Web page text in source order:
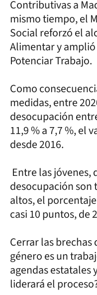
Contributivas a
mismo tiempo, el
Social reforzó el
Alimentar y
Potenciar Trabajo.
Como
medidas, entre
desocupación
11,9 % a 7,7 %, el
desde 2016.
Entre las jóvenes,
desocupación
altos, el
casi 10 puntos, de
Cerrar las
género es un
agendas estatales
liderará el